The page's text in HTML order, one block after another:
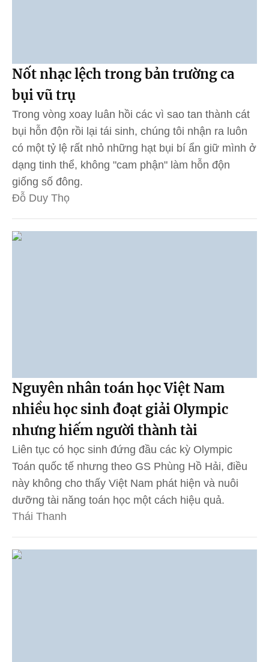
Nốt nhạc lệch trong bản trường ca
bụi vũ trụ
Trong vòng xoay luân hồi các vì sao tan thành cát
bụi hỗn độn rồi lại tái sinh, chúng tôi nhận ra luôn
có một tỷ lệ rất nhỏ những hạt bụi bí ẩn giữ mình ở
dạng tinh thể, không "cam phận" làm hỗn độn
giống số đông.
Đỗ Duy Thọ
Nguyên nhân toán học Việt Nam
nhiều học sinh đoạt giải Olympic
nhưng hiếm người thành tài
Liên tục có học sinh đứng đầu các kỳ Olympic
Toán quốc tế nhưng theo GS Phùng Hồ Hải, điều
này không cho thấy Việt Nam phát hiện và nuôi
dưỡng tài năng toán học một cách hiệu quả.
Thái Thanh